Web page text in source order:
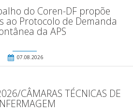
do Coren-DF propõe
ao Protocolo de Demanda
da APS
07.08.2026
CÂMARAS TÉCNICAS DE